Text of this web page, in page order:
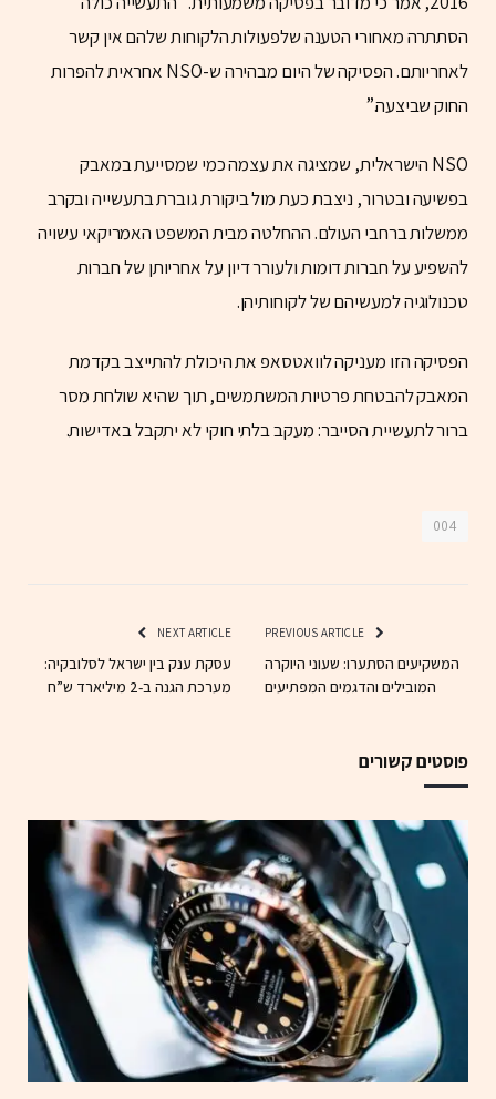
הסתתרה מאחורי הטענה שלפעולות הלקוחות שלהם אין קשר
לאחריותם. הפסיקה של היום מבהירה ש-NSO אחראית להפרות
החוק שביצעה.”
NSO הישראלית, שמציגה את עצמה כמי שמסייעת במאבק
בפשיעה ובטרור, ניצבת כעת מול ביקורת גוברת בתעשייה ובקרב
ממשלות ברחבי העולם. ההחלטה מבית המשפט האמריקאי עשויה
להשפיע על חברות דומות ולעורר דיון על אחריותן של חברות
טכנולוגיה למעשיהם של לקוחותיהן.
הפסיקה הזו מעניקה לוואטסאפ את היכולת להתייצב בקדמת
המאבק להבטחת פרטיות המשתמשים, תוך שהיא שולחת מסר
ברור לתעשיית הסייבר: מעקב בלתי חוקי לא יתקבל באדישות.
004
המשקיעים הסתערו: שעוני היוקרה
המובילים והדגמים המפתיעים
NEXT ARTICLE
עסקת ענק בין ישראל לסלובקיה:
מערכת הגנה ב-2 מיליארד ש”ח
פוסטים קשורים